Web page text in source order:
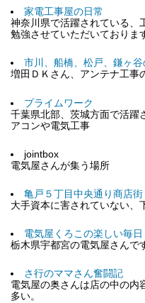
家電工事屋の日常
神奈川県で活躍されている、
勉強させていただいておりま
市川、船橋、松戸、鎌ヶ
増田ＤＫさん、アンテナ工事
プライムワーク
千葉県北部、茨城方面で活
アコンや電気工事
jointbox
電気屋さんが集う場所
亀戸５丁目中央通り商店街
大手資本に害されていない、
電気屋くろこの楽しい毎日
栃木県宇都宮の電気屋さん
さ行のママさん奮闘記
電気屋の奥さんは店の中の内
多い。